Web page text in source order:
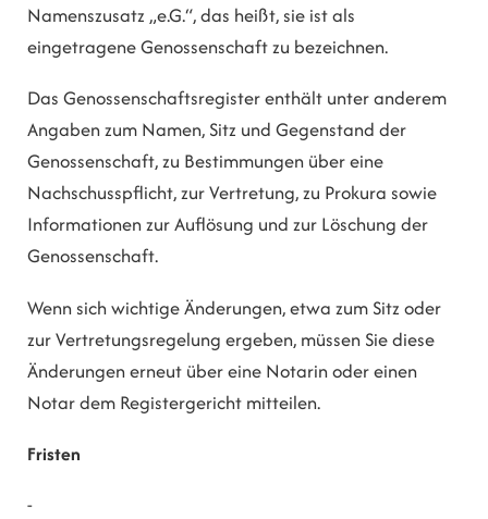
Namenszusatz „e.G.“, das heißt, sie ist als
eingetragene Genossenschaft zu bezeichnen.
Das Genossenschaftsregister enthält unter anderem
Angaben zum Namen, Sitz und Gegenstand der
Genossenschaft, zu Bestimmungen über eine
Nachschusspflicht, zur Vertretung, zu Prokura sowie
Informationen zur Auflösung und zur Löschung der
Genossenschaft.
Wenn sich wichtige Änderungen, etwa zum Sitz oder
zur Vertretungsregelung ergeben, müssen Sie diese
Änderungen erneut über eine Notarin oder einen
Notar dem Registergericht mitteilen.
Fristen
-